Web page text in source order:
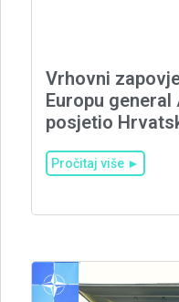
Vrhovni
Europu general
posjetio
Pročitaj više ►